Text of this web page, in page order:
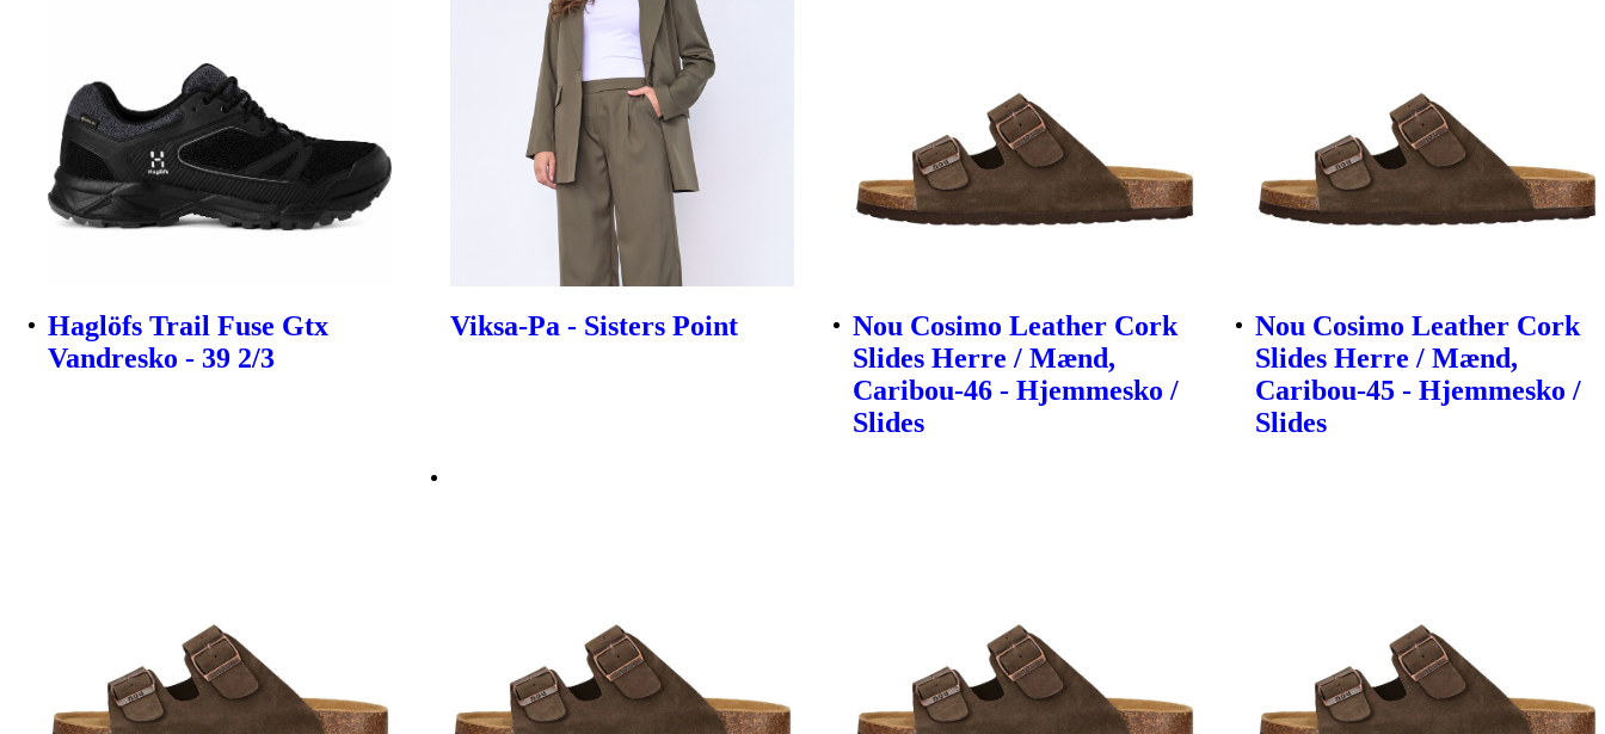
Haglöfs Trail Fuse Gtx
Vandresko - 39 2/3
Viksa-Pa - Sisters Point
Nou Cosimo Leather Cork
Slides Herre / Mænd,
Caribou-46 - Hjemmesko /
Slides
Nou Cosimo Leather Cork
Slides Herre / Mænd,
Caribou-45 - Hjemmesko /
Slides